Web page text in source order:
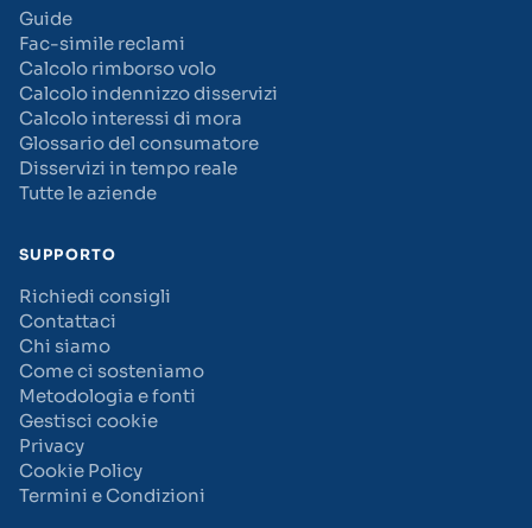
Guide
Fac-simile reclami
Calcolo rimborso volo
Calcolo indennizzo disservizi
Calcolo interessi di mora
Glossario del consumatore
Disservizi in tempo reale
Tutte le aziende
SUPPORTO
Richiedi consigli
Contattaci
Chi siamo
Come ci sosteniamo
Metodologia e fonti
Gestisci cookie
Privacy
Cookie Policy
Termini e Condizioni